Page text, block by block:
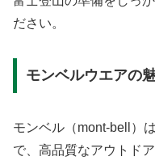
ださい。
モンベルウエアの
モンベル（mont-bell）
で、高品質なアウトド